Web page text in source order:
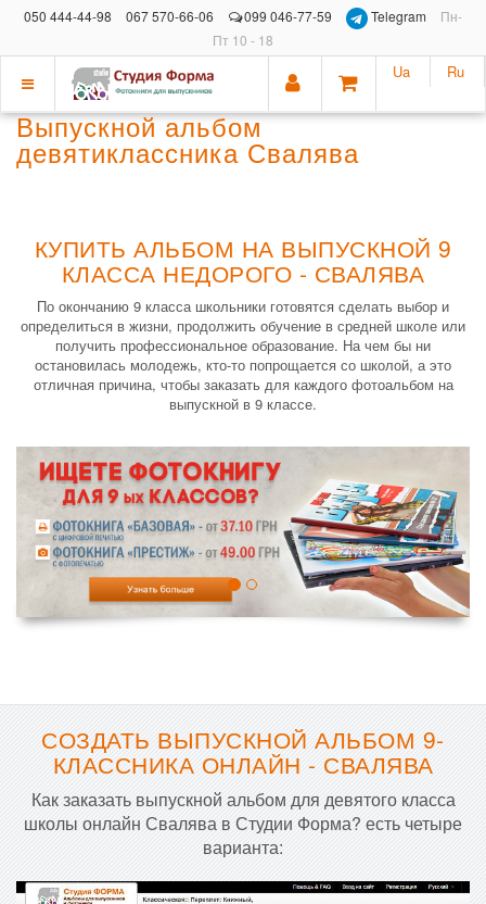
050 444-44-98 067 570-66-06 099 046-77-59 Telegram
Пн-
Пт 10 - 18
Показать
меню
Ua Ru
Выпускной альбом
девятиклассника Свалява
КУПИТЬ АЛЬБОМ НА ВЫПУСКНОЙ 9
КЛАССА НЕДОРОГО - СВАЛЯВА
По окончанию 9 класса школьники готовятся сделать выбор и
определиться в жизни, продолжить обучение в средней школе или
получить профессиональное образование. На чем бы ни
остановилась молодежь, кто-то попрощается со школой, а это
отличная причина, чтобы заказать для каждого фотоальбом на
выпускной в 9 классе.
СОЗДАТЬ ВЫПУСКНОЙ АЛЬБОМ 9-
КЛАССНИКА ОНЛАЙН - СВАЛЯВА
Как заказать выпускной альбом для девятого класса
школы онлайн Свалява в Студии Форма? есть четыре
варианта: